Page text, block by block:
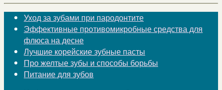
Уход за зубами при пародонтите
Эффективные противомикробные средства для
флюса на десне
Лучшие корейские зубные пасты
Про желтые зубы и способы борьбы
Питание для зубов